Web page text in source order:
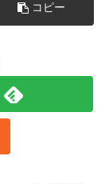
コピー